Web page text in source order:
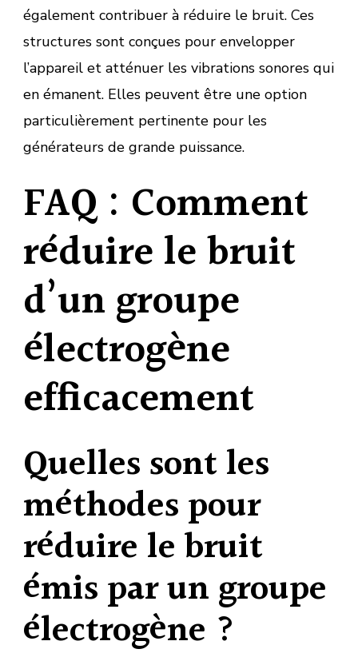
également contribuer à réduire le bruit. Ces
structures sont conçues pour envelopper
l’appareil et atténuer les vibrations sonores qui
en émanent. Elles peuvent être une option
particulièrement pertinente pour les
générateurs de grande puissance.
FAQ : Comment
réduire le bruit
d’un groupe
électrogène
efficacement
Quelles sont les
méthodes pour
réduire le bruit
émis par un groupe
électrogène ?